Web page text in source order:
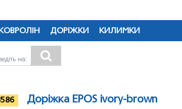
КОВРОЛІН ДОРІЖКИ КИЛИМКИ
Доріжка EPOS ivory-brown